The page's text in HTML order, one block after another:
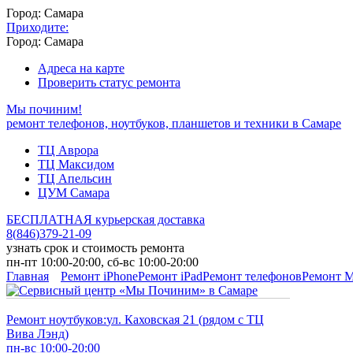
Город: Самара
Приходите:
Город: Самара
Адреса на карте
Проверить статус ремонта
Мы починим!
ремонт телефонов, ноутбуков, планшетов и техники в Самаре
ТЦ Аврора
ТЦ Максидом
ТЦ Апельсин
ЦУМ Самара
БЕСПЛАТНАЯ курьерская доставка
8(846)379-21-09
узнать срок и стоимость ремонта
пн-пт 10:00-20:00, сб-вс 10:00-20:00
Главная
Ремонт iPhoneРемонт iPadРемонт телефоновРемонт
Ремонт ноутбуков:ул. Каховская 21 (рядом с ТЦ
Вива Лэнд)
пн-вс 10:00-20:00